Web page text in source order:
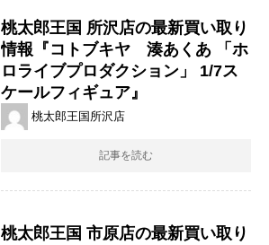
桃太郎王国 所沢店の最新買い取り
情報『コトブキヤ 湊あくあ 「ホ
ロライブプロダクション」 1/7ス
ケールフィギュア』
桃太郎王国所沢店
記事を読む
桃太郎王国 市原店の最新買い取り